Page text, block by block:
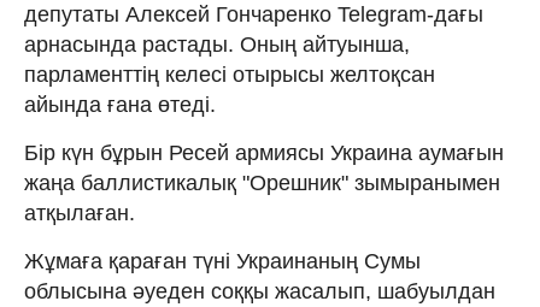
депутаты Алексей Гончаренко Telegram-дағы
арнасында растады. Оның айтуынша,
парламенттің келесі отырысы желтоқсан
айында ғана өтеді.
Бір күн бұрын Ресей армиясы Украина аумағын
жаңа баллистикалық "Орешник" зымыранымен
атқылаған.
Жұмаға қараған түні Украинаның Сумы
облысына әуеден соққы жасалып, шабуылдан